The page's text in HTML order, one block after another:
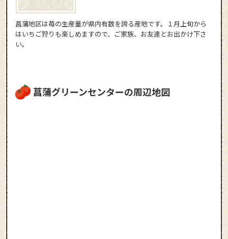
菖蒲地区は苺の生産量が県内有数を誇る産地です。１月上旬から
はいちご狩りも楽しめますので、ご家族、お友達とお出かけ下さ
い。
菖蒲グリーンセンターの周辺地図